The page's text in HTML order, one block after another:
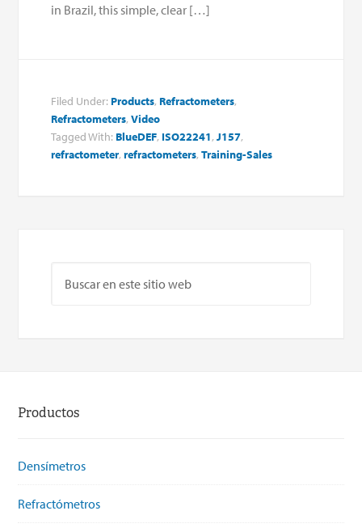
in Brazil, this simple, clear […]
Filed Under: Products, Refractometers,
Refractometers,Video
Tagged With: BlueDEF, ISO22241,J157,
refractometer,refractometers,Training-Sales
Productos
Densímetros
Refractómetros